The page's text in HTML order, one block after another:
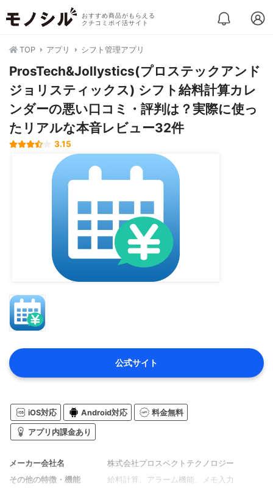
おすすめ商品がもらえる
クチコミポイ活サイト
TOP アプリ シフト管理アプリ
ProsTech&Jollystics(プロステックアンド
ジョリスティックス) シフト給料計算カレ
ンダーの悪い口コミ・評判は？実際に使っ
たリアルな本音レビュー32件
3.15
公式サイト
iOS対応 Android対応 料金無料
アプリ内課金あり
メーカー会社名
株式会社プロスペクトテクノロジー
その他の特徴・機能
給料計算、アラーム機能、メモ入力